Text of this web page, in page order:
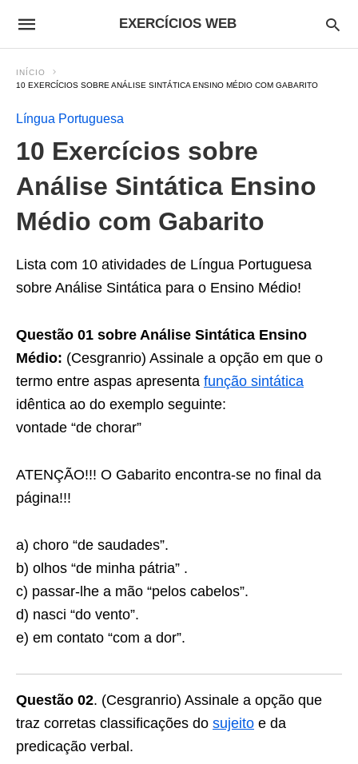
EXERCÍCIOS WEB
INÍCIO
10 EXERCÍCIOS SOBRE ANÁLISE SINTÁTICA ENSINO MÉDIO COM GABARITO
Língua Portuguesa
10 Exercícios sobre
Análise Sintática Ensino
Médio com Gabarito
Lista com 10 atividades de Língua Portuguesa
sobre Análise Sintática para o Ensino Médio!
Questão 01 sobre Análise Sintática Ensino
Médio: (Cesgranrio) Assinale a opção em que o
termo entre aspas apresenta função sintática
idêntica ao do exemplo seguinte:
vontade “de chorar”
ATENÇÃO!!! O Gabarito encontra-se no final da
página!!!
a) choro “de saudades”.
b) olhos “de minha pátria” .
c) passar-lhe a mão “pelos cabelos”.
d) nasci “do vento”.
e) em contato “com a dor”.
Questão 02. (Cesgranrio) Assinale a opção que
traz corretas classificações do sujeito e da
predicação verbal.